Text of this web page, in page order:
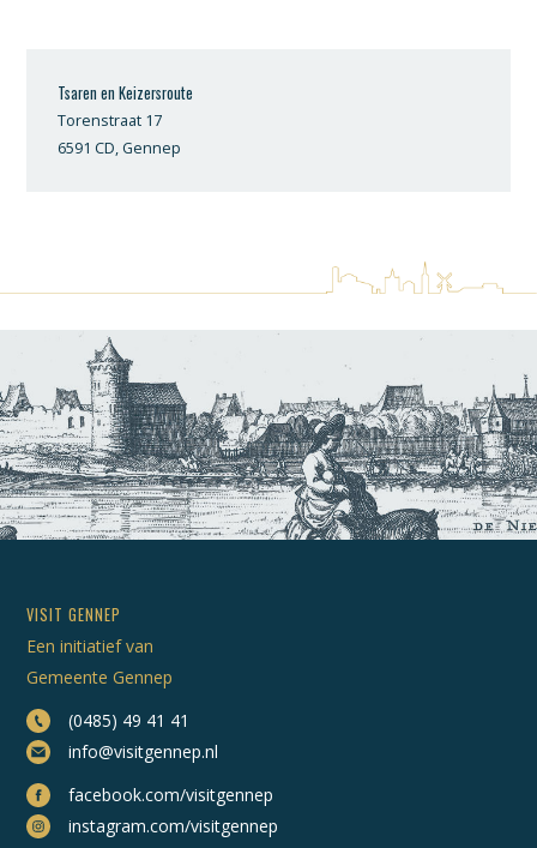
Tsaren en Keizersroute
Torenstraat 17
6591 CD, Gennep
VISIT GENNEP
Een initiatief van
Gemeente Gennep
(0485) 49 41 41
info@visitgennep.nl
facebook.com/visitgennep
instagram.com/visitgennep